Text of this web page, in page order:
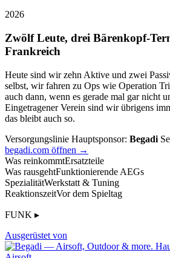
2026
Zwölf Leute, drei Bärenkopf-
Frankreich
Heute sind wir zehn Aktive und zwei
selbst, wir fahren zu Ops wie Operation
auch dann, wenn es gerade mal gar nicht
Eingetragener Verein sind wir übrigens
das bleibt auch so.
Versorgungslinie Hauptsponsor: Begadi
begadi.com öffnen →
Was reinkommtErsatzteile
Was rausgehtFunktionierende AEGs
SpezialitätWerkstatt & Tuning
ReaktionszeitVor dem Spieltag
FUNK ▸
Ausgerüstet von